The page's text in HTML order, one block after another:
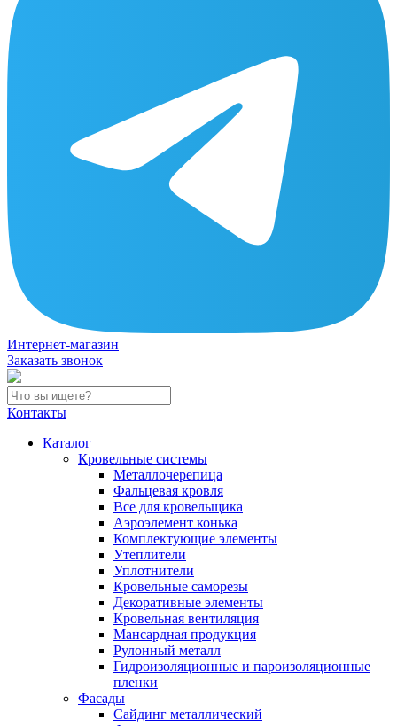
Интернет-магазин
Заказать звонок
Контакты
Каталог
Кровельные системы
Металлочерепица
Фальцевая кровля
Все для кровельщика
Аэроэлемент конька
Комплектующие элементы
Утеплители
Уплотнители
Кровельные саморезы
Декоративные элементы
Кровельная вентиляция
Мансардная продукция
Рулонный металл
Гидроизоляционные и пароизоляционные
пленки
Фасады
Сайдинг металлический